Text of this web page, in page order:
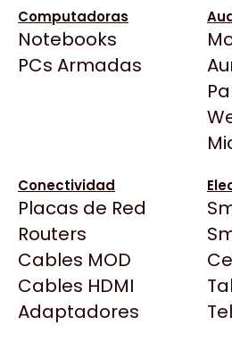
Computadoras
Notebooks
PCs Armadas
Conectividad
Placas de Red
Routers
Cables MOD
Cables HDMI
Adaptadores
BenQ
CX
Cooler Master
Deepcool
Dell
EVGA
Gamemax
Genesis
Genius
Todas las Tiendas
Click Gaming
Compufan Store
Dinobyte
Full H4rd
Gaming City
Gezatek
$1.411.803
Ver producto en la página